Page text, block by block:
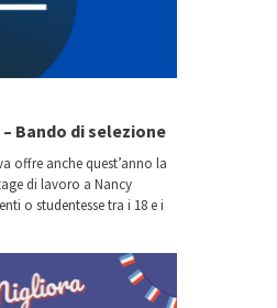
Bando di selezione
offre anche quest’anno la
di lavoro a Nancy
o studentesse tra i 18 e i